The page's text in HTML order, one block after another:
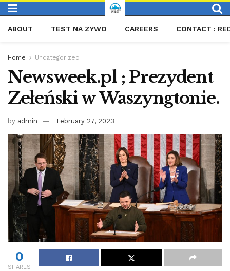
ABOUT TEST NA ZYWO CAREERS CONTACT :
Home Uncategorized
Newsweek.pl ; Prezydent
Zełeński w Waszyngtonie.
by admin February 27, 2023
0
SHARES